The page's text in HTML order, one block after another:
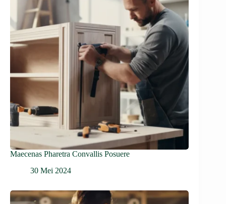
Maecenas Pharetra Convallis Posuere
30 Mei 2024